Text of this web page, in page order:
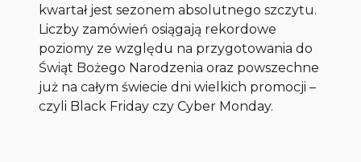
kwartał jest sezonem absolutnego szczytu.
Liczby zamówień osiągają rekordowe
poziomy ze względu na przygotowania do
Świąt Bożego Narodzenia oraz powszechne
już na całym świecie dni wielkich promocji –
czyli Black Friday czy Cyber Monday.